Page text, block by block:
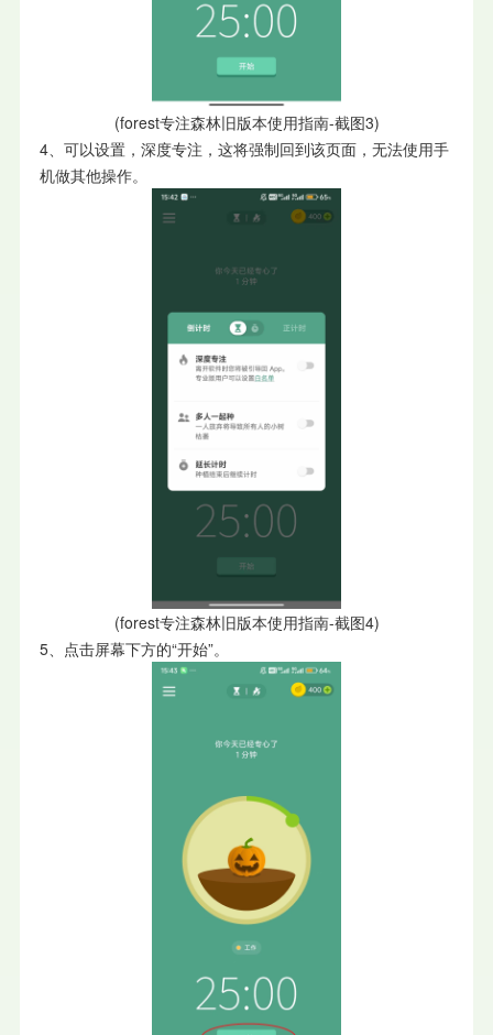
(forest专注森林旧版本使用指南-截图3)
4、可以设置，深度专注，这将强制回到该页面，无法使用手
机做其他操作。
(forest专注森林旧版本使用指南-截图4)
5、点击屏幕下方的“开始”。